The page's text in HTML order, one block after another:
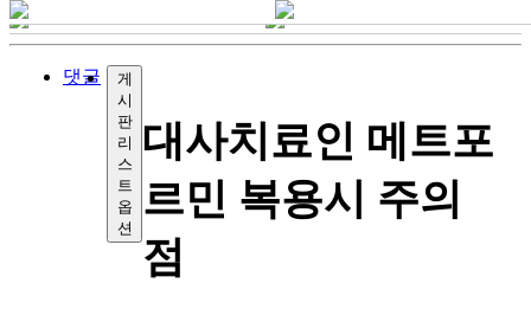
댓글
게
시
판
리
스
트
옵
션
대사치료인 메트포
르민 복용시 주의
점